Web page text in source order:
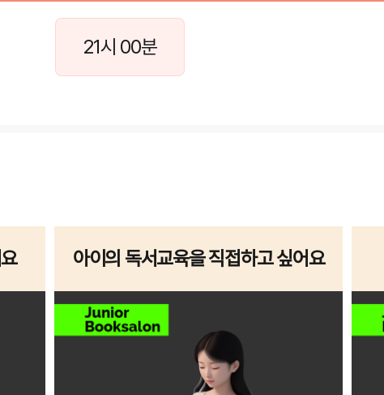
21시 00분
아이의 독서교육을 직접하고 싶어요